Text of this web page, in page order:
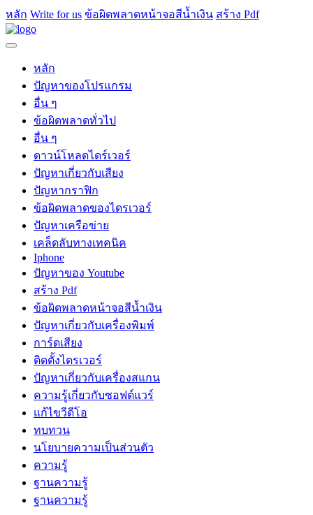
หลัก Write for us ข้อผิดพลาดหน้าจอสีน้ำเงิน สร้าง Pdf
หลัก
ปัญหาของโปรแกรม
อื่น ๆ
ข้อผิดพลาดทั่วไป
อื่น ๆ
ดาวน์โหลดไดร์เวอร์
ปัญหาเกี่ยวกับเสียง
ปัญหากราฟิก
ข้อผิดพลาดของไดรเวอร์
ปัญหาเครือข่าย
เคล็ดลับทางเทคนิค
Iphone
ปัญหาของ Youtube
สร้าง Pdf
ข้อผิดพลาดหน้าจอสีน้ำเงิน
ปัญหาเกี่ยวกับเครื่องพิมพ์
การ์ดเสียง
ติดตั้งไดรเวอร์
ปัญหาเกี่ยวกับเครื่องสแกน
ความรู้เกี่ยวกับซอฟต์แวร์
แก้ไขวีดีโอ
ทบทวน
นโยบายความเป็นส่วนตัว
ความรู้
ฐานความรู้
ฐานความรู้